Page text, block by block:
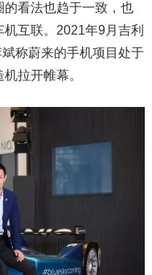
看法也趋于一致，也
互联。2021年9月吉利
称蔚来的手机项目处于
拉开帷幕。